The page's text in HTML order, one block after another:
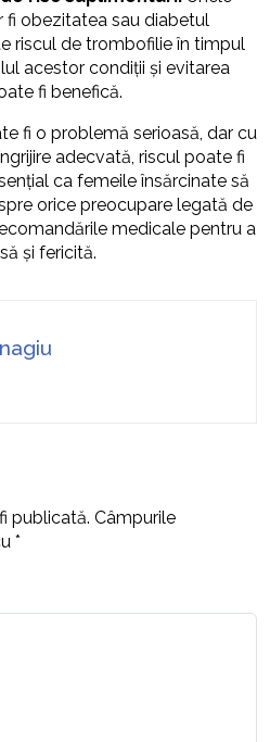
fi obezitatea sau diabetul
riscul de trombofilie în timpul
acestor condiții și evitarea
fi benefică.
fi o problemă serioasă, dar cu
adecvată, riscul poate fi
ca femeile însărcinate să
orice preocupare legată de
medicale pentru a
și fericită.
publicată. Câmpurile
*